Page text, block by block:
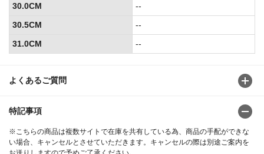
よくあるご質問
特記事項
※こちらの商品は複数サイトで在庫を共有している為、商品の手配ができな
い場合、キャンセルとさせていただきます。キャンセルの際は別途ご案内を
30.0CM
--
30.5CM
--
31.0CM
--